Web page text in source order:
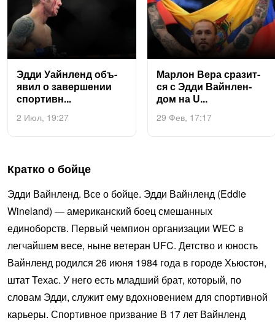
Эд­ди Уай­нленд объ­
явил о за­вер­ше­нии
спор­тивн...
2 Июл, 19:27
Мар­лон Ве­ра сра­зит­
ся с Эд­ди Вай­нлен­
дом на U...
29 Фев, 17:17
Кратко о бойце
Эдди Вайнленд. Все о бойце. Эдди Вайнленд (Eddie
Wineland) — американский боец смешанных
единоборств. Первый чемпион организации WEC в
легчайшем весе, ныне ветеран UFC. Детство и юность
Вайнленд родился 26 июня 1984 года в городе Хьюстон,
штат Техас. У него есть младший брат, который, по
словам Эдди, служит ему вдохновением для спортивной
карьеры. Спортивное призвание В 17 лет Вайнленд